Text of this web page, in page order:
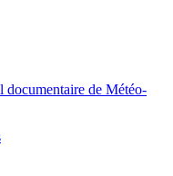
documentaire de Météo-